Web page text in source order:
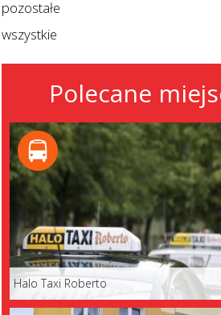
pozostałe
wszystkie
Polecane
Halo Taxi Roberto